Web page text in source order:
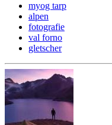
myog tarp
alpen
fotografie
val forno
gletscher